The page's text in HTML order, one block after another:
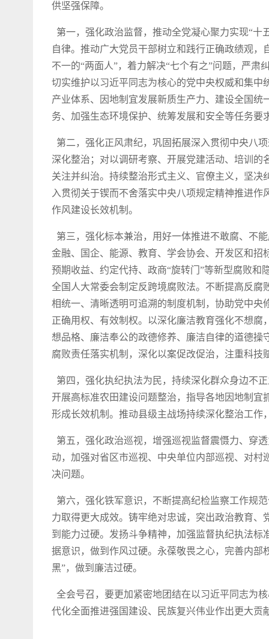
供坚强保障。
第一，强化政治监督，推动全党凝心聚力实现“
自律。推动广大党员干部树立和践行正确政绩观
不一的“两面人”，着力解决“七个有之”问题，严
切实维护以习近平同志为核心的党中央权威和集
产业体系、因地制宜发展新质生产力、建设全国
务、加强生态环境保护、统筹发展和安全等任务要
第二，强化正风肃纪，巩固拓展深入贯彻中央八
深化整治；对以调研考察、开展党建活动、培训
关注并纠治。持续整治形式主义、官僚主义，坚决
入贯彻关于锲而不舍落实中央八项规定精神推进
作风建设长效机制。
第三，强化标本兼治，用好一体推进不敢腐、不
金融、国企、能源、教育、学会协会、开发区和
预期收益、约定代持、政商“旋转门”等新型腐败
全国人大常委会制定反跨境腐败法。不断提高反
相统一、清晰透明可追溯的制度机制，协助党中央
正确用权、有效制权。以深化廉洁教育强化不想
想品格、廉洁奉公的政德修养、廉洁自律的道德
腐败责任落实机制，深化以案促改促治，注重科
第四，强化执纪执法为民，持续深化群众身边不
开展高标准农田建设问题整治，指导各地因地制
形成长效机制。推动县级主战场持续深化整治工作
第五，强化政治巡视，增强巡视监督震慑力、穿
动，加强对省区市巡视、中央单位内部巡视、对
决问题。
第六，强化铁军意识，不断提高纪检监察工作规
力取得更大成效。铸牢绝对忠诚，突出政治教育
到能力过硬。发扬斗争精神，加强监督执纪执法
据意识，做到作风过硬。永葆敬畏之心，完善内
黑”，做到廉洁过硬。
全会号召，要更加紧密地团结在以习近平同志为
代化全面推进强国建设、民族复兴伟业作出更大贡